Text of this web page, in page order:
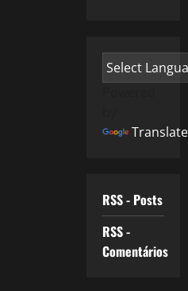
Translate
RSS - Posts
RSS -
Comentários